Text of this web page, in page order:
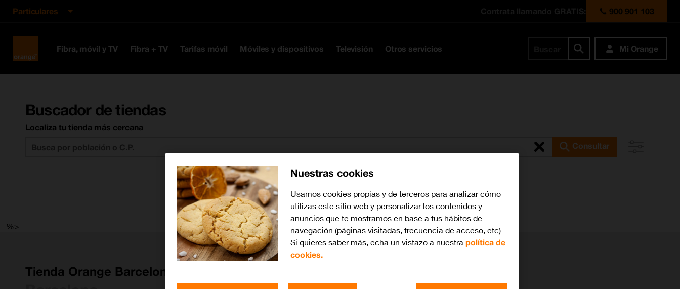
Particulares 900 901 103
EspañaFibra, móvil y TV Fibra + TV Tarifas móvil Móviles y dispositivos Televisión Otros servicios Buscar Mi Orange
Buscador de tiendas
Localiza tu tienda más cercana
Consultar
Buscar tiendas cerca de mí
--%>
Tienda Orange Barcelona Carrer Dante Alighieri
Nuestras cookies
Usamos cookies propias y de terceros para analizar cómo
utilizas este sitio web y personalizar los contenidos y
anuncios que te mostramos en base a tus hábitos de
navegación (páginas visitadas, frecuencia de acceso, etc)
Si quieres saber más, echa un vistazo a nuestrapolítica de
cookies.